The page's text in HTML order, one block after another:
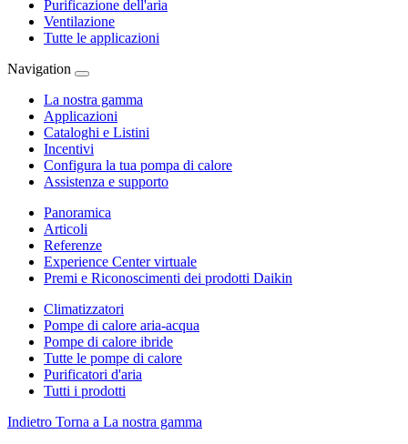
Purificazione dell'aria
Ventilazione
Tutte le applicazioni
Navigation
La nostra gamma
Applicazioni
Cataloghi e Listini
Incentivi
Configura la tua pompa di calore
Assistenza e supporto
Panoramica
Articoli
Referenze
Experience Center virtuale
Premi e Riconoscimenti dei prodotti Daikin
Climatizzatori
Pompe di calore aria-acqua
Pompe di calore ibride
Tutte le pompe di calore
Purificatori d'aria
Tutti i prodotti
Indietro Torna a La nostra gamma